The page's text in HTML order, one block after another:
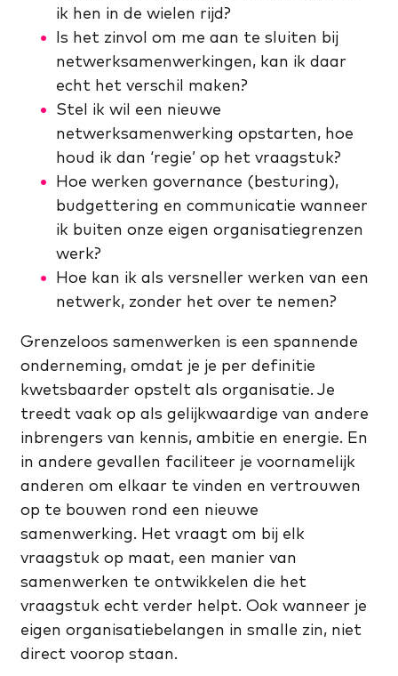
ik hen in de wielen rijd?
Is het zinvol om me aan te sluiten bij
netwerksamenwerkingen, kan ik daar
echt het verschil maken?
Stel ik wil een nieuwe
netwerksamenwerking opstarten, hoe
houd ik dan ‘regie’ op het vraagstuk?
Hoe werken governance (besturing),
budgettering en communicatie wanneer
ik buiten onze eigen organisatiegrenzen
werk?
Hoe kan ik als versneller werken van een
netwerk, zonder het over te nemen?
Grenzeloos samenwerken is een spannende
onderneming, omdat je je per definitie
kwetsbaarder opstelt als organisatie. Je
treedt vaak op als gelijkwaardige van andere
inbrengers van kennis, ambitie en energie. En
in andere gevallen faciliteer je voornamelijk
anderen om elkaar te vinden en vertrouwen
op te bouwen rond een nieuwe
samenwerking. Het vraagt om bij elk
vraagstuk op maat, een manier van
samenwerken te ontwikkelen die het
vraagstuk echt verder helpt. Ook wanneer je
eigen organisatiebelangen in smalle zin, niet
direct voorop staan.